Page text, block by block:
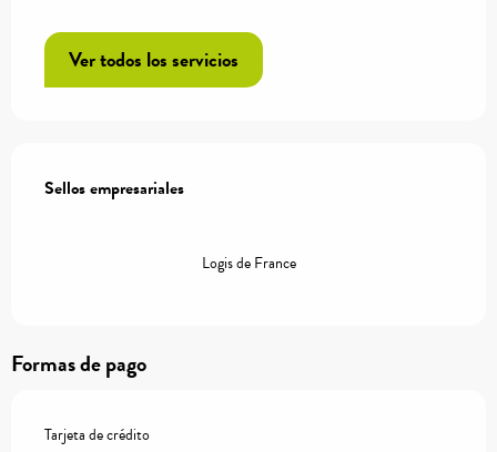
Ver todos los servicios
Sellos empresariales
Sellos empresariales
Logis de France
Formas de pago
Tarjeta de crédito